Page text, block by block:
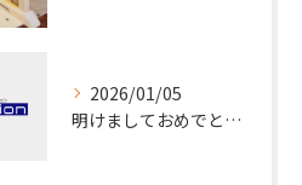
2026/01/05
明けましておめでとうございます！